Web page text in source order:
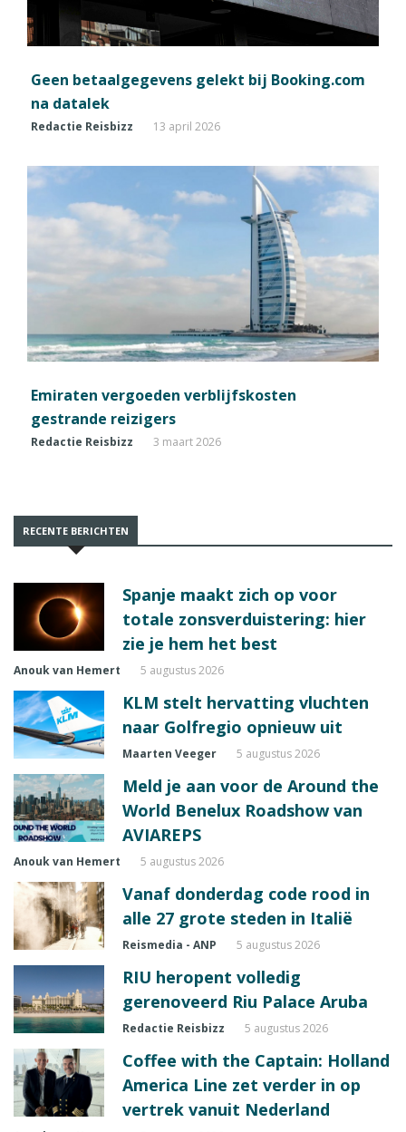
Geen betaalgegevens gelekt bij Booking.com
na datalek
Redactie Reisbizz 13 april 2026
Emiraten vergoeden verblijfskosten
gestrande reizigers
Redactie Reisbizz 3 maart 2026
RECENTE BERICHTEN
Spanje maakt zich op voor
totale zonsverduistering: hier
zie je hem het best
Anouk van Hemert 5 augustus 2026
KLM stelt hervatting vluchten
naar Golfregio opnieuw uit
Maarten Veeger 5 augustus 2026
Meld je aan voor de Around the
World Benelux Roadshow van
AVIAREPS
Anouk van Hemert 5 augustus 2026
Vanaf donderdag code rood in
alle 27 grote steden in Italië
Reismedia - ANP 5 augustus 2026
RIU heropent volledig
gerenoveerd Riu Palace Aruba
Redactie Reisbizz 5 augustus 2026
Coffee with the Captain: Holland
America Line zet verder in op
vertrek vanuit Nederland